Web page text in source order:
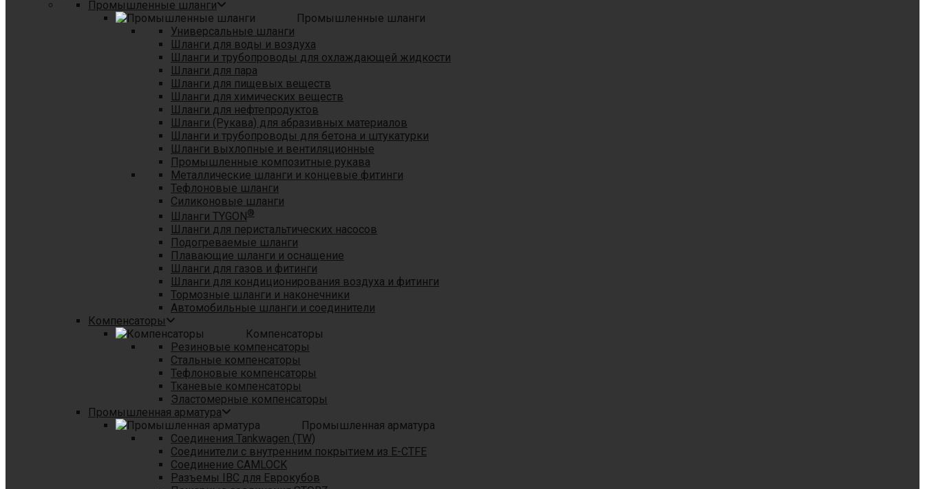
Промышленные шланги
Промышленные шланги
Универсальные шланги
Шланги для воды и воздуха
Шланги и трубопроводы для охлаждающей жидкости
Шланги для пара
Шланги для пищевых веществ
Шланги для химических веществ
Шланги для нефтепродуктов
Шланги (Рукава) для абразивных материалов
Шланги и трубопроводы для бетона и штукатурки
Шланги выхлопные и вентиляционные
Промышленные композитные рукава
Металлические шланги и концевые фитинги
Тефлоновые шланги
Силиконовые шланги
Шланги TYGON®
Шланги для перистальтических насосов
Подогреваемые шланги
Плавающие шланги и оснащение
Шланги для газов и фитинги
Шланги для кондиционирования воздуха и фитинги
Тормозные шланги и наконечники
Автомобильные шланги и соединители
Компенсаторы
Компенсаторы
Резиновые компенсаторы
Стальные компенсаторы
Тефлоновые компенсаторы
Тканевые компенсаторы
Эластомерные компенсаторы
Промышленная арматура
Промышленная арматура
Соединения Tankwagen (TW)
Соединители с внутренним покрытием из E-CTFE
Соединение CAMLOCK
Разъемы IBC для Еврокубов